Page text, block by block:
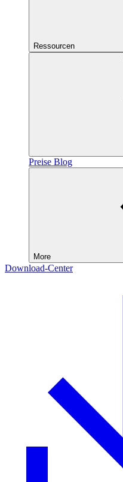
Ressourcen
Preise Blog
More
Download-Center